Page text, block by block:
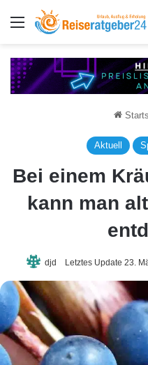
Menü
Aktuell
Bei einem
kann man
djd Letztes Update 23.